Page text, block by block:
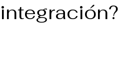
integración?